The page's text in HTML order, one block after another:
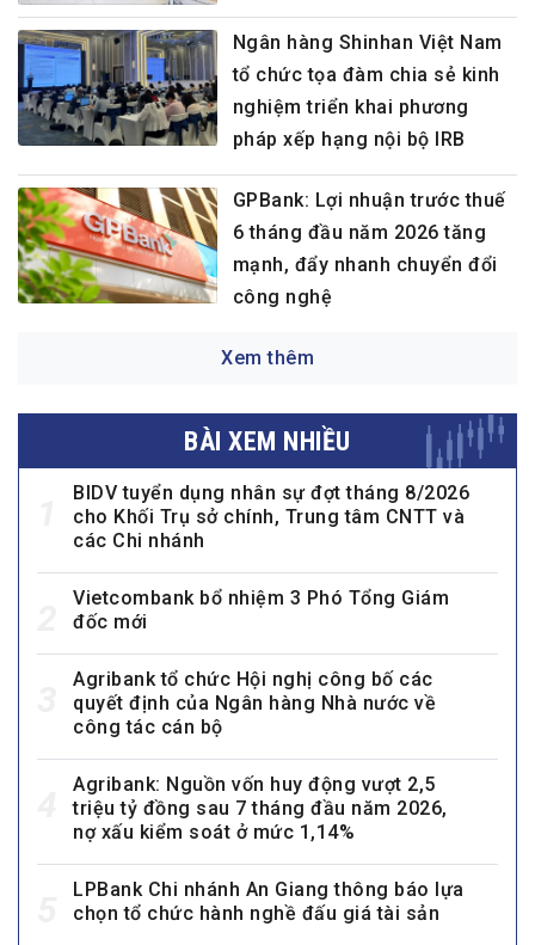
Ngân hàng Shinhan Việt Nam
tổ chức tọa đàm chia sẻ kinh
nghiệm triển khai phương
pháp xếp hạng nội bộ IRB
GPBank: Lợi nhuận trước thuế
6 tháng đầu năm 2026 tăng
mạnh, đẩy nhanh chuyển đổi
công nghệ
Xem thêm
BÀI XEM NHIỀU
BIDV tuyển dụng nhân sự đợt tháng 8/2026
cho Khối Trụ sở chính, Trung tâm CNTT và
các Chi nhánh
Vietcombank bổ nhiệm 3 Phó Tổng Giám
đốc mới
Agribank tổ chức Hội nghị công bố các
quyết định của Ngân hàng Nhà nước về
công tác cán bộ
Agribank: Nguồn vốn huy động vượt 2,5
triệu tỷ đồng sau 7 tháng đầu năm 2026,
nợ xấu kiểm soát ở mức 1,14%
LPBank Chi nhánh An Giang thông báo lựa
chọn tổ chức hành nghề đấu giá tài sản